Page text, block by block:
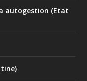
autogestion (Etat